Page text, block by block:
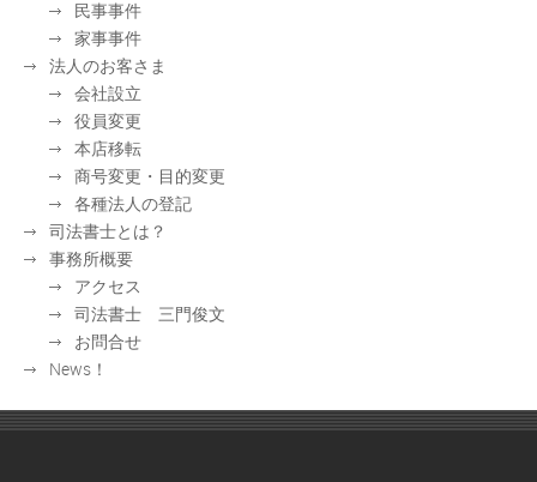
民事事件
家事事件
法人のお客さま
会社設立
役員変更
本店移転
商号変更・目的変更
各種法人の登記
司法書士とは？
事務所概要
アクセス
司法書士 三門俊文
お問合せ
News！